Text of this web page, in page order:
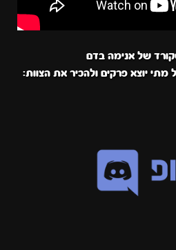
של אנימה בדם
יוצא פרקים ולהכיר את הצוות: